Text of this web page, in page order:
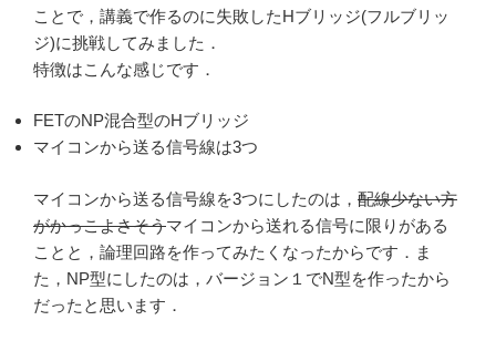
ことで，講義で作るのに失敗したHブリッジ(フルブリッ
ジ)に挑戦してみました．
特徴はこんな感じです．
FETのNP混合型のHブリッジ
マイコンから送る信号線は3つ
マイコンから送る信号線を3つにしたのは， 配線少ない方
がかっこよさそうマイコンから送れる信号に限りがある
ことと，論理回路を作ってみたくなったからです．ま
た，NP型にしたのは，バージョン１でN型を作ったから
だったと思います．